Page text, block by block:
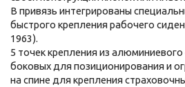
В привязь интегрированы
быстрого крепления рабочего
1963).
5 точек крепления из
боковых для позиционирования и
на спине для крепления